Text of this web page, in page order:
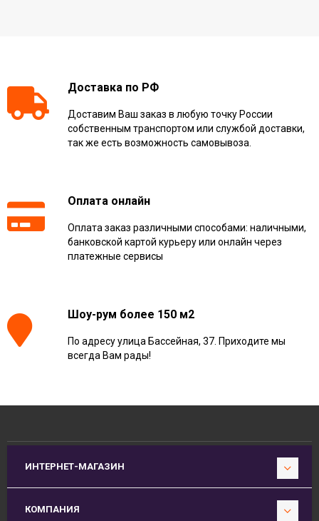
Доставка по РФ
Доставим Ваш заказ в любую точку России
собственным транспортом или службой доставки,
так же есть возможность самовывоза.
Оплата онлайн
Оплата заказ различными способами: наличными,
банковской картой курьеру или онлайн через
платежные сервисы
Шоу-рум более 150 м2
По адресу улица Бассейная, 37. Приходите мы
всегда Вам рады!
ИНТЕРНЕТ-МАГАЗИН
КОМПАНИЯ